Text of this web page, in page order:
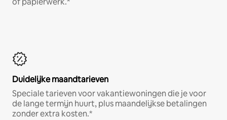
Duidelijke maandtarieven
Speciale tarieven voor vakantiewoningen die je voor
de lange termijn huurt, plus maandelijkse betalingen
zonder extra kosten.*